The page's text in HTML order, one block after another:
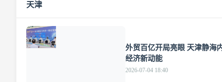
天津
文章
外贸百亿开局亮眼 天津静海
经济新动能
2026-07-04 18:40